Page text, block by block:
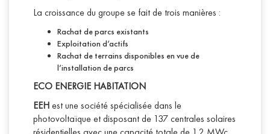
La croissance du groupe se fait de trois manières :
Rachat de parcs existants
Exploitation d’actifs
Rachat de terrains disponibles en vue de
l’installation de parcs
ECO ENERGIE HABITATION
EEHest une société spécialisée dans le
photovoltaïque et disposant de 137 centrales solaires